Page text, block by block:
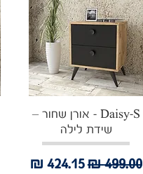
תצוגה מהירה
Daisy-S - אורן שחור –
שידת לילה
מחיר רגיל‏499.00 ‏₪ מחיר מבצע‏424.15 ‏₪